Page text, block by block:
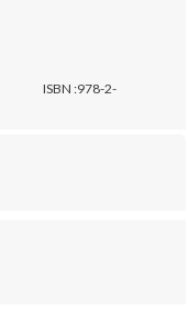
ISBN :978-2-